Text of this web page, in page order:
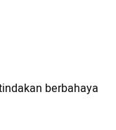
berbahaya